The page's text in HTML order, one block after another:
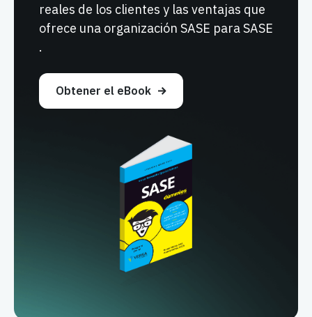
reales de los clientes y las ventajas que
ofrece una organización SASE para SASE
.
Obtener el eBook